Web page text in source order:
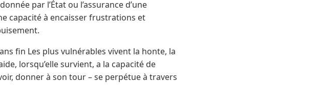
par l’État ou l’assurance d’une
capacité à encaisser frustrations et
fin Les plus vulnérables vivent la honte, la
lorsqu’elle survient, a la capacité de
donner à son tour – se perpétue à travers